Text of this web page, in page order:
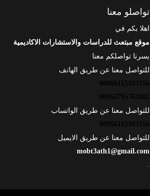
تواصلو معنا
اهلا بكم في
موقع مبتعث للدراسات والاستشارات الاكاديمية
يسرنا تواصلكم معنا
للتواصل معنا عن طريق الهاتف
00966115103356
00962795763302
للتواصل معنا عن طريق الواتساب
00966115103356
للتواصل معنا عن طريق الايميل
mobt3ath1@gmail.com
.